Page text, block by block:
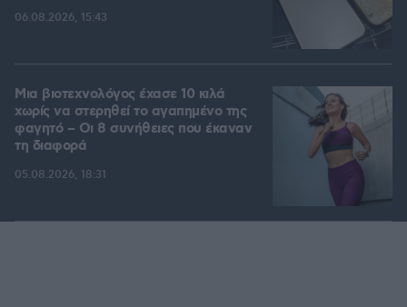
06.08.2026, 15:43
Μια βιοτεχνολόγος έχασε 10 κιλά
χωρίς να στερηθεί το αγαπημένο της
φαγητό – Οι 8 συνήθειες που έκαναν
τη διαφορά
05.08.2026, 18:31